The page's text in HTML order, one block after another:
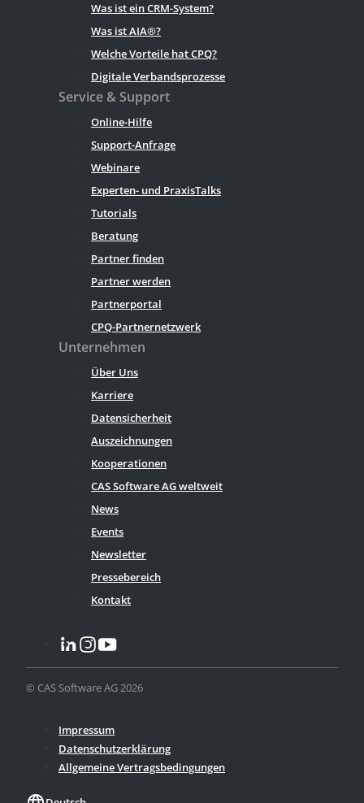
Was ist ein CRM-System?
Was ist AIA®?
Welche Vorteile hat CPQ?
Digitale Verbandsprozesse
Service & Support
Online-Hilfe
Support-Anfrage
Webinare
Experten- und PraxisTalks
Tutorials
Beratung
Partner finden
Partner werden
Partnerportal
CPQ-Partnernetzwerk
Unternehmen
Über Uns
Karriere
Datensicherheit
Auszeichnungen
Kooperationen
CAS Software AG weltweit
News
Events
Newsletter
Pressebereich
Kontakt
© CAS Software AG 2026
Impressum
Datenschutzerklärung
Allgemeine Vertragsbedingungen